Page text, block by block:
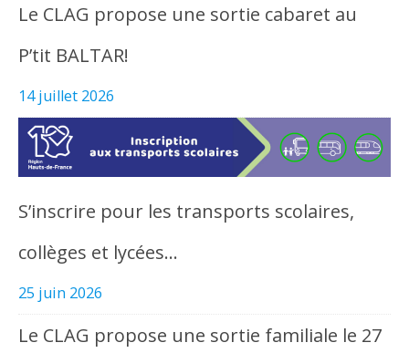
Le CLAG propose une sortie cabaret au
P’tit BALTAR!
14 juillet 2026
S’inscrire pour les transports scolaires,
collèges et lycées…
25 juin 2026
Le CLAG propose une sortie familiale le 27